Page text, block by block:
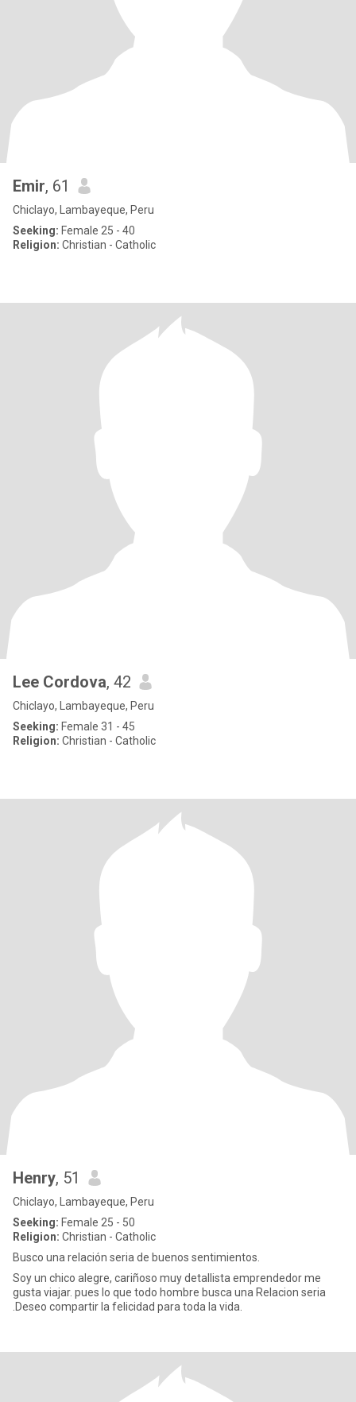
Emir, 61
Chiclayo, Lambayeque, Peru
Seeking: Female 25 - 40
Religion: Christian - Catholic
Lee Cordova, 42
Chiclayo, Lambayeque, Peru
Seeking: Female 31 - 45
Religion: Christian - Catholic
Henry, 51
Chiclayo, Lambayeque, Peru
Seeking: Female 25 - 50
Religion: Christian - Catholic
Busco una relación seria de buenos sentimientos.
Soy un chico alegre, cariñoso muy detallista emprendedor me
gusta viajar. pues lo que todo hombre busca una Relacion seria
.Deseo compartir la felicidad para toda la vida.